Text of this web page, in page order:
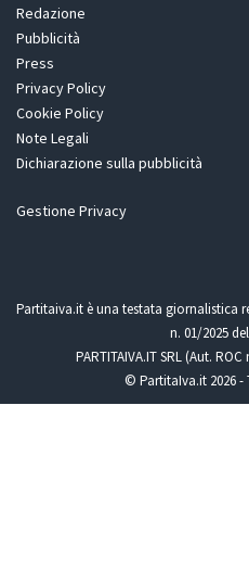
Redazione
Pubblicità
Press
Privacy Policy
Cookie Policy
Note Legali
Dichiarazione sulla pubblicità
Gestione Privacy
Partitaiva.it è una testata giornalistica
n. 01/2025
PARTITAIVA.IT SRL (Aut.
© PartitaIva.it 2026 -